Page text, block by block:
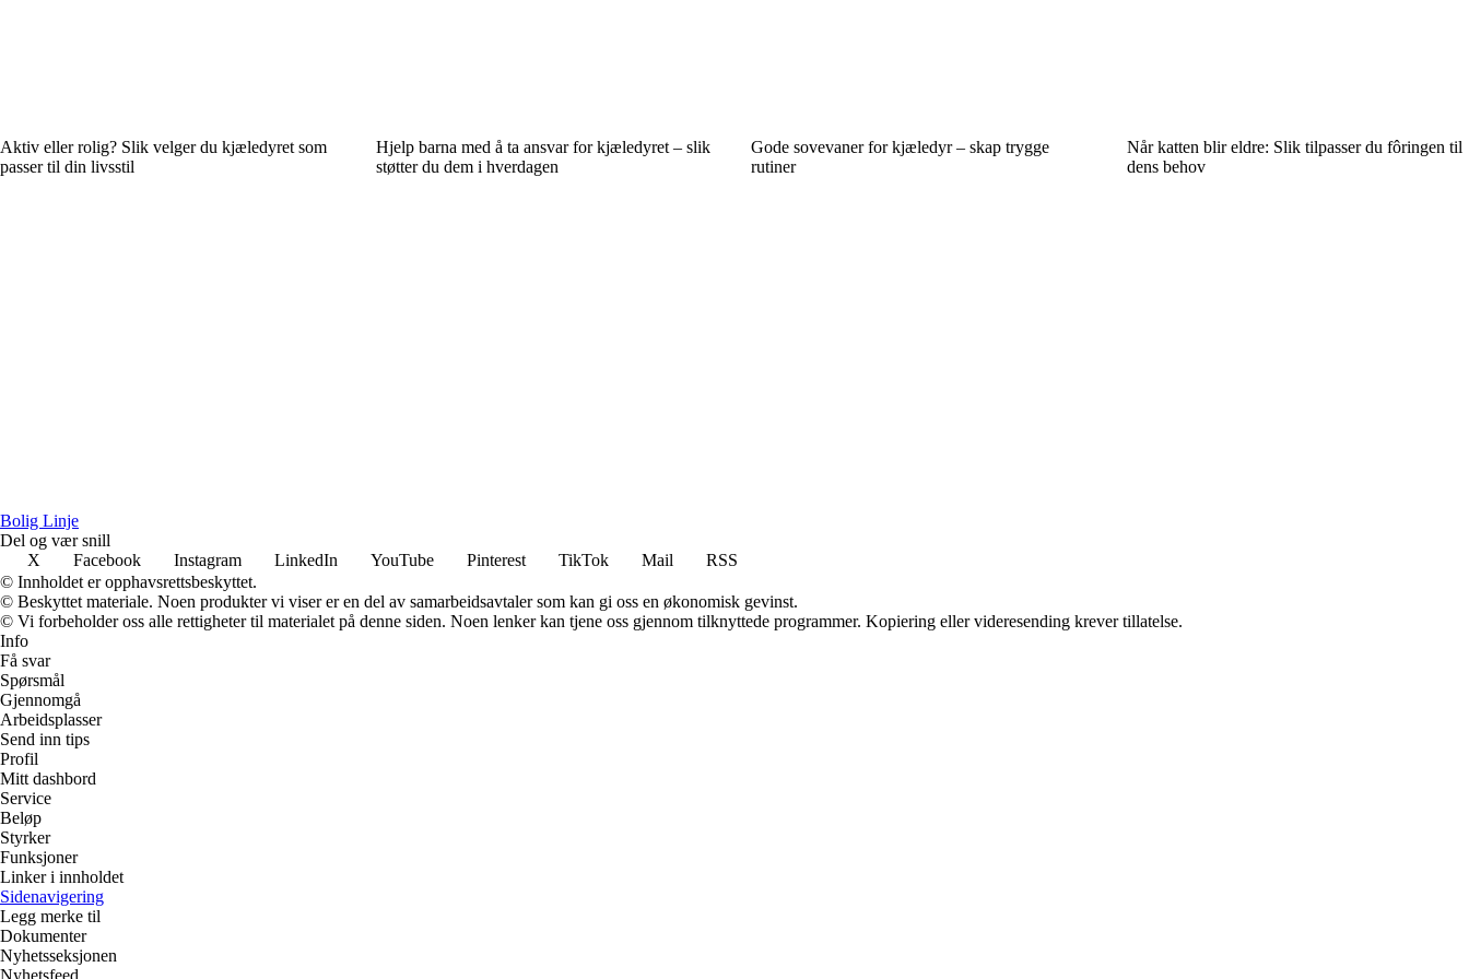
Aktiv eller rolig? Slik velger du kjæledyret som
passer til din livsstil
Hjelp barna med å ta ansvar for kjæledyret – slik
støtter du dem i hverdagen
Gode sovevaner for kjæledyr – skap trygge
rutiner
Når katten blir eldre: Slik tilpasser du fôringen til
dens behov
Bolig Linje
Del og vær snill
X
Facebook Instagram LinkedIn YouTube Pinterest TikTok Mail
RSS
© Innholdet er opphavsrettsbeskyttet.
© Beskyttet materiale. Noen produkter vi viser er en del av samarbeidsavtaler som kan gi oss en økonomisk gevinst.
© Vi forbeholder oss alle rettigheter til materialet på denne siden. Noen lenker kan tjene oss gjennom tilknyttede programmer. Kopiering eller videresending krever tillatelse.
Info
Få svar
Spørsmål
Gjennomgå
Arbeidsplasser
Send inn tips
Profil
Mitt dashbord
Service
Beløp
Styrker
Funksjoner
Linker i innholdet
Sidenavigering
Legg merke til
Dokumenter
Nyhetsseksjonen
Nyhetsfeed